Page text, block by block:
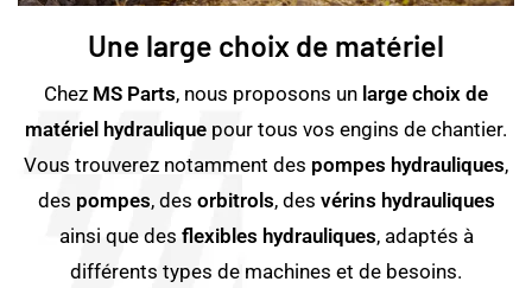
Une large choix de matériel
Chez MS Parts, nous proposons un large choix de
matériel hydraulique pour tous vos engins de chantier.
Vous trouverez notamment des pompes hydrauliques,
des pompes, des orbitrols, des vérins hydrauliques
ainsi que des flexibles hydrauliques, adaptés à
différents types de machines et de besoins.